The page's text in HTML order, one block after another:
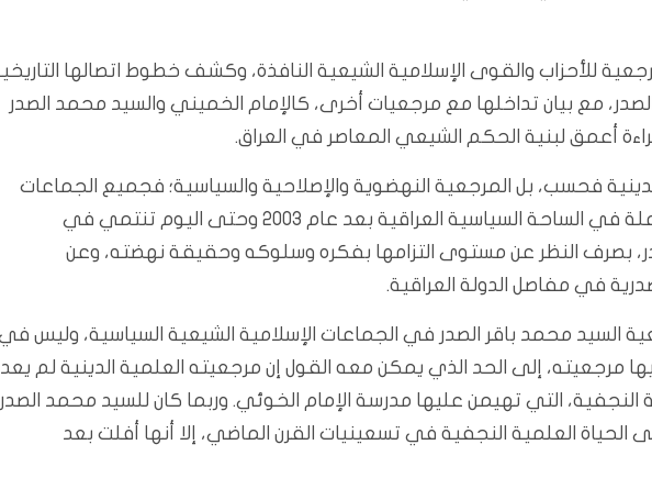
للأحزاب والقوى الإسلامية الشيعية النافذة، وكشف خطوط اتصالها
مع بيان تداخلها مع مرجعيات أخرى، كالإمام الخميني والسيد محمد الصدر
أعمق لبنية الحكم الشيعي المعاصر في العراق.
فحسب، بل المرجعية النهضوية والإصلاحية والسياسية؛ فجميع الجماعات
الإسلامية الشيعية المهيمنة أو الفاعلة في الساحة السياسية العراقية بعد عام 2003 وحتى اليوم تنتمي في
بصرف النظر عن مستوى التزامها بفكره وسلوكه وحقيقة نهضته، وعن
في مفاصل الدولة العراقية.
السيد محمد باقر الصدر في الجماعات الإسلامية الشيعية السياسية، وليس
مرجعيته، إلى الحد الذي يمكن معه القول إن مرجعيته العلمية الدينية لم يعد
التي تهيمن عليها مدرسة الإمام الخوئي. وربما كان للسيد محمد الصدر
العلمية النجفية في تسعينيات القرن الماضي، إلا أنها أفلت بعد